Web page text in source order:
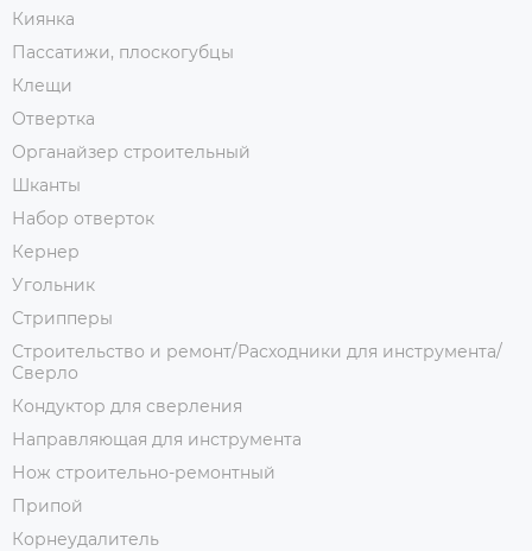
Киянка
Пассатижи, плоскогубцы
Клещи
Отвертка
Органайзер строительный
Шканты
Набор отверток
Кернер
Угольник
Стрипперы
Строительство и ремонт/Расходники для инструмента/
Сверло
Кондуктор для сверления
Направляющая для инструмента
Нож строительно-ремонтный
Припой
Корнеудалитель